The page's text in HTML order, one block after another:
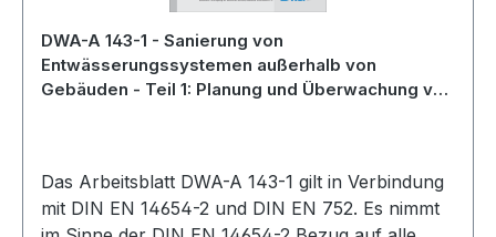
DWA-A 143-1 - Sanierung von
Entwässerungssystemen außerhalb von
Gebäuden - Teil 1: Planung und Überwachung von
Das Arbeitsblatt DWA-A 143-1 gilt in Verbindung
mit DIN EN 14654-2 und DIN EN 752. Es nimmt